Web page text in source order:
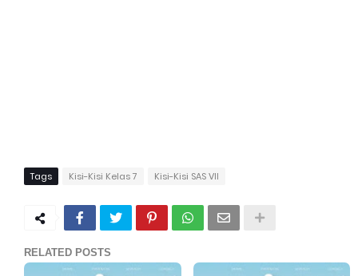
Tags Kisi-Kisi Kelas 7 Kisi-Kisi SAS VII
RELATED POSTS